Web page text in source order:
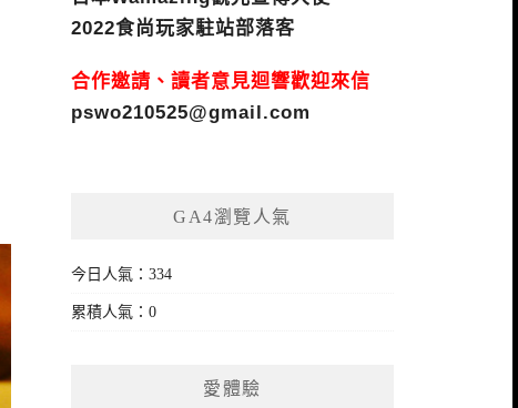
2022食尚玩家駐站部落客
合作邀請、讀者意見迴響歡迎來信
pswo210525@gmail.com
GA4瀏覽人氣
今日人氣：334
累積人氣：0
愛體驗